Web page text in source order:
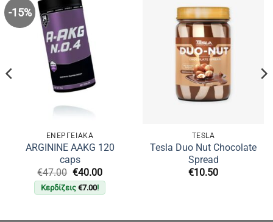
-15%
ΕΝΕΡΓΕΙΑΚΑ
ARGININE AAKG 120
caps
€47.00 Original
price
was:
€40.00Η
τρέχουσα
τιμή
Κερδίζεις €7.00!
TESLA
Tesla Duo Nut Chocolate
Spread
€10.50